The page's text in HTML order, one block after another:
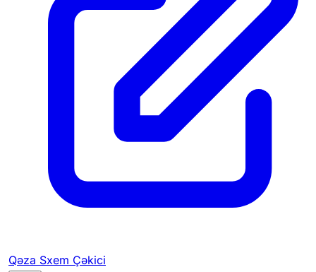
Qəza Sxem Çəkici